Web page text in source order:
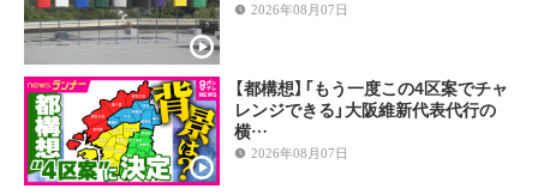
2026年08月07日
【都構想】「もう一度この4区案でチャ
レンジできる」大阪維新代表代行の
横…
2026年08月07日